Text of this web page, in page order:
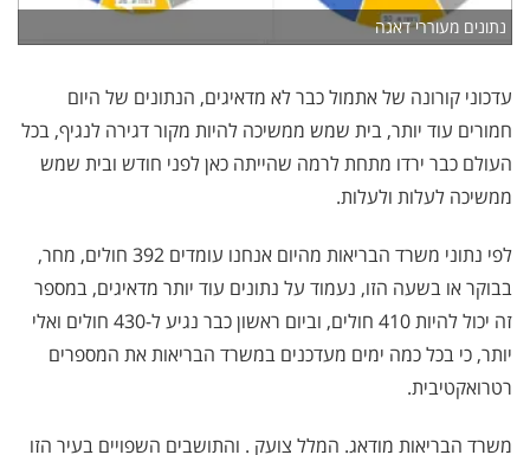
נתונים מעוררי דאגה
עדכוני קורונה של אתמול כבר לא מדאיגים, הנתונים של היום
חמורים עוד יותר, בית שמש ממשיכה להיות מקור דגירה לנגיף, בכל
העולם כבר ירדו מתחת לרמה שהייתה כאן לפני חודש ובית שמש
ממשיכה לעלות ולעלות.
לפי נתוני משרד הבריאות מהיום אנחנו עומדים 392 חולים, מחר,
בבוקר או בשעה הזו, נעמוד על נתונים עוד יותר מדאיגים, במספר
זה יכול להיות 410 חולים, וביום ראשון כבר נגיע ל-430 חולים ואלי
יותר, כי בכל כמה ימים מעדכנים במשרד הבריאות את המספרים
רטרואקטיבית.
משרד הבריאות מודאג. המלל צועק . והתושבים השפויים בעיר הזו